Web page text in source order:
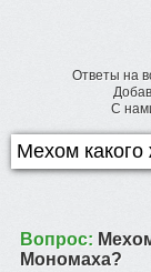
Ответы на
С
Вопрос:
Мономаха?